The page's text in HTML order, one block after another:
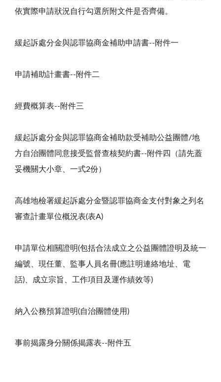
依實際申請狀況自行勾選所附文件是否齊備。
緩起訴處分金與認罪協商金補助申請書--附件一
申請補助計畫書--附件二
經費概算表--附件三
緩起訴處分金與認罪協商金補助款受補助公益團體/地
方自治團體同意接受監督查核契約書--附件四（請先蓋
妥機關大小章、一式2份）
高雄地檢署緩起訴處分金暨認罪協商金支付對象之列名
審查計畫單位概況表(表A)
申請單位相關證明(包括合法成立之公益團體證明及統一
編號、現任董、監事人員名冊(應註明連絡地址、電
話)、成立宗旨、工作項目及運作績效等)
納入公務預算證明(自治團體使用)
事前揭露身分關係揭露表--附件五